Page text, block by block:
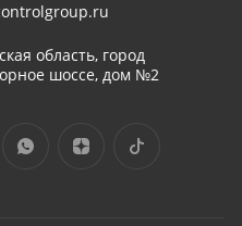
область, город
шоссе, дом №2